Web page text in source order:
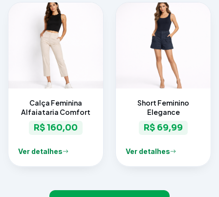
Calça Feminina
Alfaiataria Comfort
R$ 160,00
Ver detalhes
Short Feminino
Elegance
R$ 69,99
Ver detalhes